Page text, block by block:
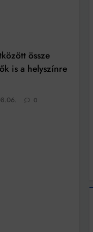
össze
is a helyszínre
0